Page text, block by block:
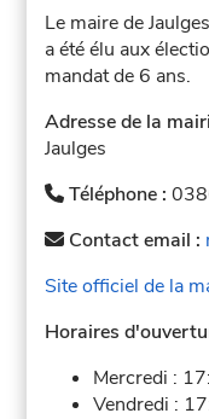
Le maire de
a été élu aux
mandat de 6 ans.
Adresse de la
Jaulges
Téléphone :
Contact email :
Site officiel de la
Horaires
Mercredi :
Vendredi :